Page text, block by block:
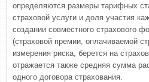
определяются размеры тарифных
страховой услуги и доля участия
создании совместного страхового
(страховой премии, оплачиваемой
измерения риска, берется на
отражается также средняя сумма
одного договора страхования.